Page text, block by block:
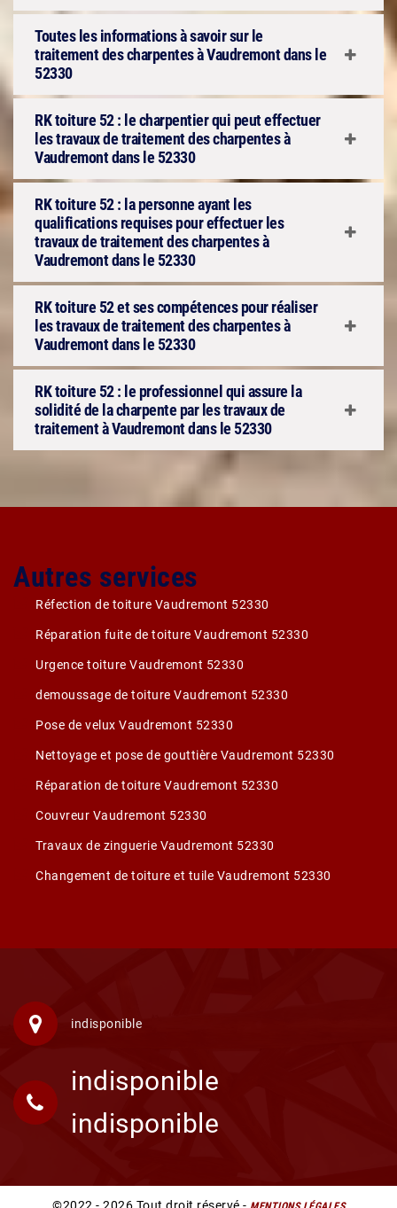
Toutes les informations à savoir sur le
traitement des charpentes à Vaudremont dans le
52330
RK toiture 52 : le charpentier qui peut effectuer
les travaux de traitement des charpentes à
Vaudremont dans le 52330
RK toiture 52 : la personne ayant les
qualifications requises pour effectuer les
travaux de traitement des charpentes à
Vaudremont dans le 52330
RK toiture 52 et ses compétences pour réaliser
les travaux de traitement des charpentes à
Vaudremont dans le 52330
RK toiture 52 : le professionnel qui assure la
solidité de la charpente par les travaux de
traitement à Vaudremont dans le 52330
Autres services
Réfection de toiture Vaudremont 52330
Réparation fuite de toiture Vaudremont 52330
Urgence toiture Vaudremont 52330
demoussage de toiture Vaudremont 52330
Pose de velux Vaudremont 52330
Nettoyage et pose de gouttière Vaudremont 52330
Réparation de toiture Vaudremont 52330
Couvreur Vaudremont 52330
Travaux de zinguerie Vaudremont 52330
Changement de toiture et tuile Vaudremont 52330
indisponible
indisponible
indisponible